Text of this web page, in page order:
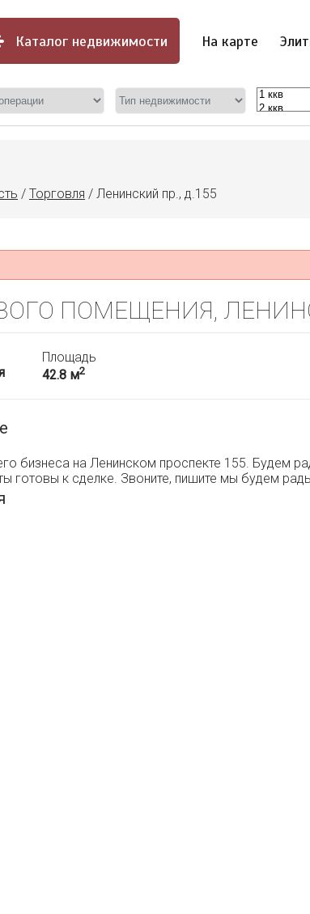
Каталог недвижимости На карте
/ Торговля / Ленинский пр., д.155
ПОМЕЩЕНИЯ,
Площадь
42.8 м2
бизнеса на Ленинском проспекте 155. Будем
готовы к сделке. Звоните, пишите мы будем